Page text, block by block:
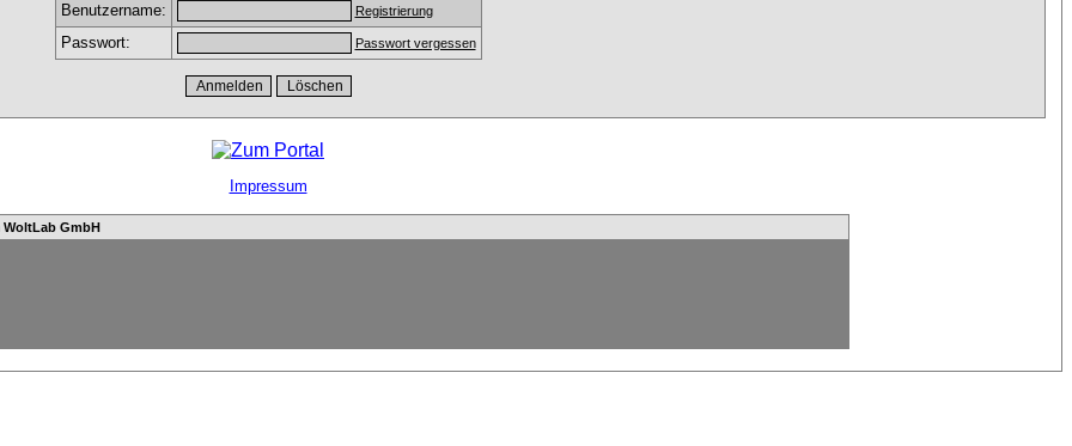
Benutzername: Registrierung
Passwort: Passwort vergessen
Impressum
WoltLab GmbH